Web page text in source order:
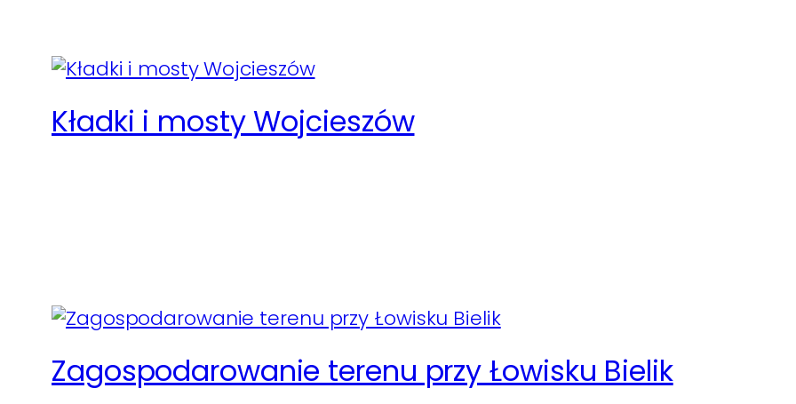
Kładki i mosty Wojcieszów
Zagospodarowanie terenu przy Łowisku Bielik